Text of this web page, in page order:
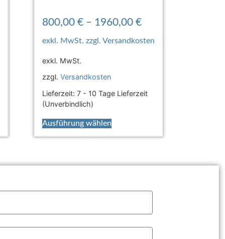
800,00 € – 1960,00 €
exkl. MwSt.
zzgl. Versandkosten
Lieferzeit: 7 - 10 Tage Lieferzeit
(Unverbindlich)
Ausführung wählen